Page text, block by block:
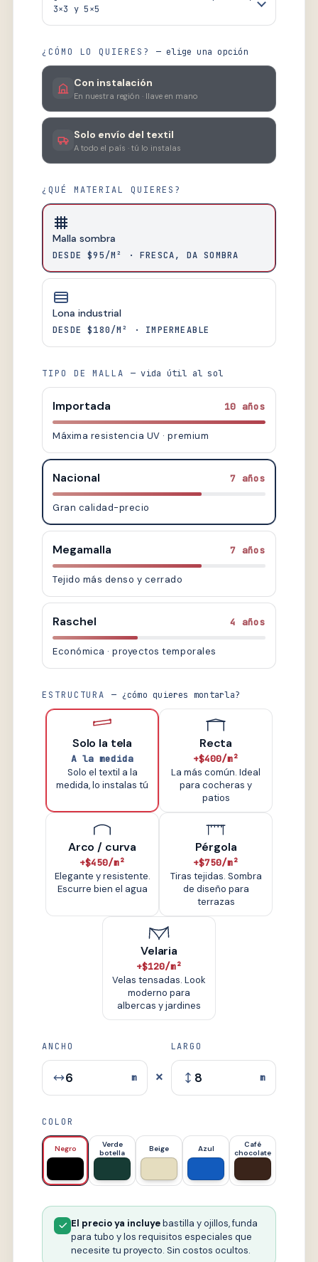
3×3 y 5×5
¿CÓMO LO QUIERES? — elige una opción
Con instalación
En nuestra región · llave en mano
Solo envío del textil
A todo el país · tú lo instalas
¿QUÉ MATERIAL QUIERES?
Malla sombra
DESDE $95/M² · FRESCA, DA SOMBRA
Lona industrial
DESDE $180/M² · IMPERMEABLE
TIPO DE MALLA — vida útil al sol
Importada 10 años
Máxima resistencia UV · premium
Nacional 7 años
Gran calidad-precio
Megamalla 7 años
Tejido más denso y cerrado
Raschel 4 años
Económica · proyectos temporales
ESTRUCTURA— ¿cómo quieres montarla?
Solo la tela
A la medida
Solo el textil a la
medida, lo instalas tú
Recta
+$400/m²
La más común. Ideal
para cocheras y
patios
Arco / curva
+$450/m²
Elegante y resistente.
Escurre bien el agua
Pérgola
+$750/m²
Tiras tejidas. Sombra
de diseño para
terrazas
Velaria
+$120/m²
Velas tensadas. Look
moderno para
albercas y jardines
ANCHO
m ×
LARGO
m
COLOR
Negro
Verde
botella
Beige Azul
Café
chocolate
El precio ya incluyebastilla y ojillos, funda
para tubo y los requisitos especiales que
necesite tu proyecto. Sin costos ocultos.